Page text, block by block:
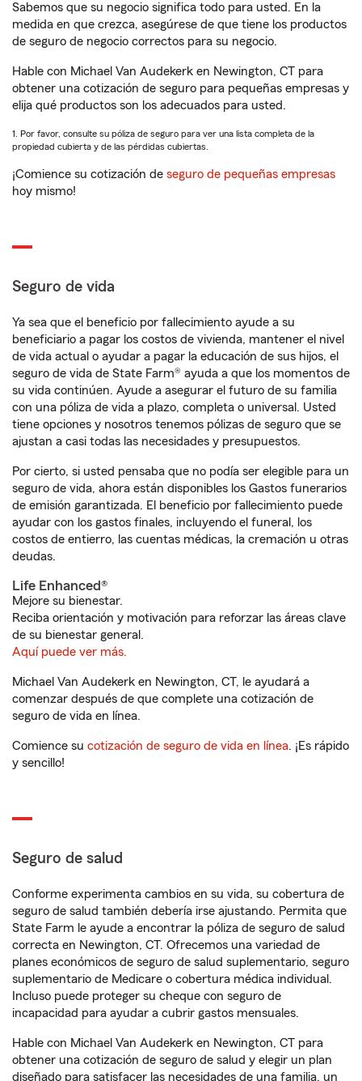
Sabemos que su negocio significa todo para usted. En la
medida en que crezca, asegúrese de que tiene los productos
de seguro de negocio correctos para su negocio.
Hable con Michael Van Audekerk en Newington, CT para
obtener una cotización de seguro para pequeñas empresas y
elija qué productos son los adecuados para usted.
1. Por favor, consulte su póliza de seguro para ver una lista completa de la
propiedad cubierta y de las pérdidas cubiertas.
¡Comience su cotización de seguro de pequeñas empresas
hoy mismo!
Seguro de vida
Ya sea que el beneficio por fallecimiento ayude a su
beneficiario a pagar los costos de vivienda, mantener el nivel
de vida actual o ayudar a pagar la educación de sus hijos, el
seguro de vida de State Farm® ayuda a que los momentos de
su vida continúen. Ayude a asegurar el futuro de su familia
con una póliza de vida a plazo, completa o universal. Usted
tiene opciones y nosotros tenemos pólizas de seguro que se
ajustan a casi todas las necesidades y presupuestos.
Por cierto, si usted pensaba que no podía ser elegible para un
seguro de vida, ahora están disponibles los Gastos funerarios
de emisión garantizada. El beneficio por fallecimiento puede
ayudar con los gastos finales, incluyendo el funeral, los
costos de entierro, las cuentas médicas, la cremación u otras
deudas.
Life Enhanced®
Mejore su bienestar.
Reciba orientación y motivación para reforzar las áreas clave
de su bienestar general.
Aquí puede ver más.
Michael Van Audekerk en Newington, CT, le ayudará a
comenzar después de que complete una cotización de
seguro de vida en línea.
Comience su cotización de seguro de vida en línea. ¡Es rápido
y sencillo!
Seguro de salud
Conforme experimenta cambios en su vida, su cobertura de
seguro de salud también debería irse ajustando. Permita que
State Farm le ayude a encontrar la póliza de seguro de salud
correcta en Newington, CT. Ofrecemos una variedad de
planes económicos de seguro de salud suplementario, seguro
suplementario de Medicare o cobertura médica individual.
Incluso puede proteger su cheque con seguro de
incapacidad para ayudar a cubrir gastos mensuales.
Hable con Michael Van Audekerk en Newington, CT para
obtener una cotización de seguro de salud y elegir un plan
diseñado para satisfacer las necesidades de una familia, un